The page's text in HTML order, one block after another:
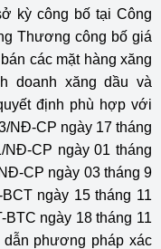
kỳ công bố tại Công
Thương công bố giá
các mặt hàng xăng
doanh xăng dầu và
định phù hợp với
NĐ-CP ngày 17 tháng
NĐ-CP ngày 01 tháng
CP ngày 03 tháng 9
ngày 15 tháng 11
BTC ngày 18 tháng 11
phương pháp xác